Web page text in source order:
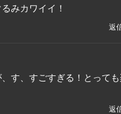
みカワイイ！
返
す、すごすぎる！とって
返